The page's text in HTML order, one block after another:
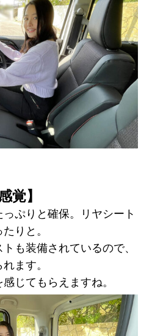
覚】
ぷりと確保。リヤシート
りと。
も装備されているので、
ます。
じてもらえますね。